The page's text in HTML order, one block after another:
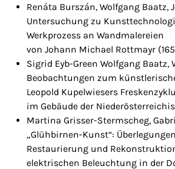
Renáta Burszán, Wolfgang Baatz,
Untersuchung zu
Werkprozess an Wandmalereien
von Johann Michael Rottmayr
Sigrid Eyb-Green Wolfgang
Beobachtungen zum
Leopold Kupelwiesers
im Gebäude der
Martina Grisser-Stermscheg,
„Glühbirnen-Kunst“:
Restaurierung und
elektrischen Beleuchtung in der